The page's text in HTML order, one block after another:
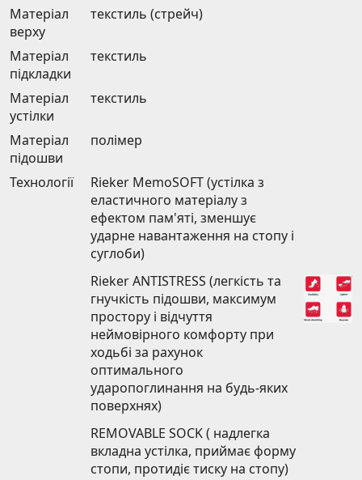
Матеріал
верху
текстиль (стрейч)
Матеріал
підкладки
текстиль
Матеріал
устілки
текстиль
Матеріал
підошви
полімер
Технології
Rieker MemoSOFT (устілка з
еластичного матеріалу з
ефектом пам'яті, зменшує
ударне навантаження на стопу і
суглоби)
Rieker ANTISTRESS (легкість та
гнучкість підошви, максимум
простору і відчуття
неймовірного комфорту при
ходьбі за рахунок
оптимального
ударопоглинання на будь-яких
поверхнях)
REMOVABLE SOCK ( надлегка
вкладна устілка, приймає форму
стопи, протидіє тиску на стопу)